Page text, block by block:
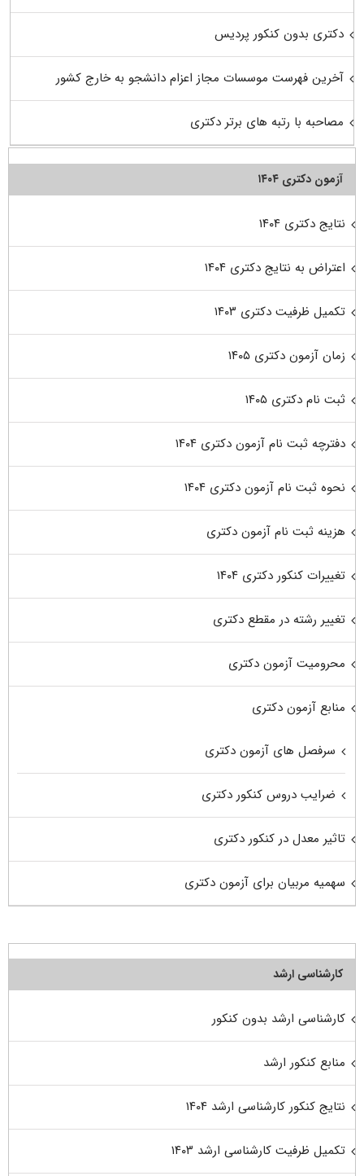
دکتری بدون کنکور پردیس
آخرین فهرست موسسات مجاز اعزام دانشجو به خارج کشور
مصاحبه با رتبه های برتر دکتری
آزمون دکتری ۱۴۰۴
نتایج دکتری ۱۴۰۴
اعتراض به نتایج دکتری ۱۴۰۴
تکمیل ظرفیت دکتری ۱۴۰۳
زمان آزمون دکتری ۱۴۰۵
ثبت نام دکتری ۱۴۰۵
دفترچه ثبت نام آزمون دکتری ۱۴۰۴
نحوه ثبت نام آزمون دکتری ۱۴۰۴
هزینه ثبت نام آزمون دکتری
تغییرات کنکور دکتری ۱۴۰۴
تغییر رشته در مقطع دکتری
محرومیت آزمون دکتری
منابع آزمون دکتری
سرفصل های آزمون دکتری
ضرایب دروس کنکور دکتری
تاثیر معدل در کنکور دکتری
سهمیه مربیان برای آزمون دکتری
کارشناسی ارشد
کارشناسی ارشد بدون کنکور
منابع کنکور ارشد
نتایج کنکور کارشناسی ارشد ۱۴۰۴
تکمیل ظرفیت کارشناسی ارشد ۱۴۰۳